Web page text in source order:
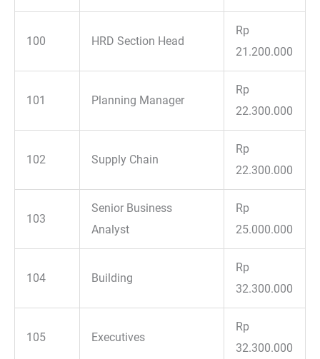
100 HRD Section Head
Rp
21.200.000
101 Planning Manager
Rp
22.300.000
102 Supply Chain
Rp
22.300.000
103
Senior Business
Analyst
Rp
25.000.000
104 Building
Rp
32.300.000
105 Executives
Rp
32.300.000